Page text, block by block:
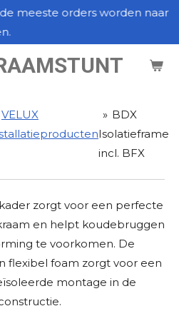
meeste orders worden naar
VELUX
» BDX
Isolatieframe
incl. BFX
zorgt voor een perfecte
en helpt koudebruggen
te voorkomen. De
flexibel foam zorgt voor een
montage in de